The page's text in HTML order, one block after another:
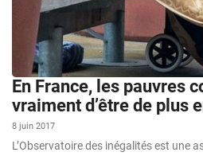
En France, les pauvres
vraiment d’être de plus
8 juin 2017
L’Observatoire des inégalités est une